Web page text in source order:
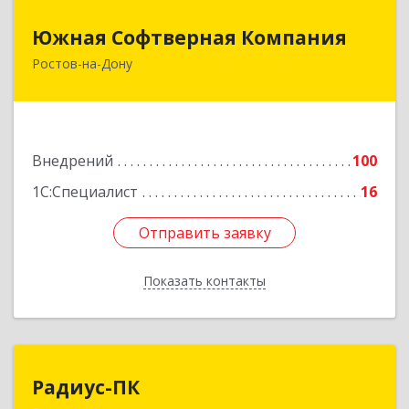
Южная Софтверная Компания
Ростов-на-Дону
Внедрений
100
1С:Специалист
16
Отправить заявку
Показать контакты
Южная Софтверная Компания
344116, Ростовская обл, Ростов-на-Дону г, 2-я
Отправить заявку
Назад
Радиус-ПК